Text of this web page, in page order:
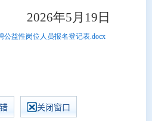
2026年5月19日
公益性岗位人员报名登记表.docx
关闭窗口